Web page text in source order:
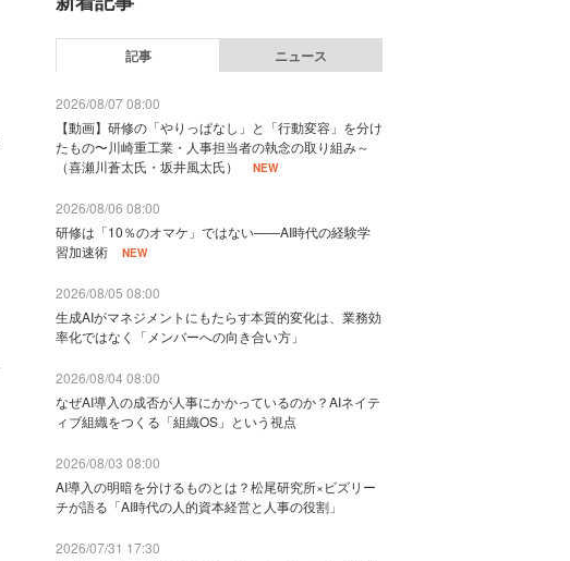
記事 ニュース
2026/08/07 08:00
【動画】研修の「やりっぱなし」と「行動変容」を分け
たもの〜川崎重工業・人事担当者の執念の取り組み～
（喜瀬川蒼太氏・坂井風太氏）
NEW
2026/08/06 08:00
研修は「10％のオマケ」ではない——AI時代の経験学
習加速術
NEW
2026/08/05 08:00
生成AIがマネジメントにもたらす本質的変化は、業務効
率化ではなく「メンバーへの向き合い方」
2026/08/04 08:00
なぜAI導入の成否が人事にかかっているのか？AIネイテ
ィブ組織をつくる「組織OS」という視点
2026/08/03 08:00
AI導入の明暗を分けるものとは？松尾研究所×ビズリー
チが語る「AI時代の人的資本経営と人事の役割」
2026/07/31 17:30